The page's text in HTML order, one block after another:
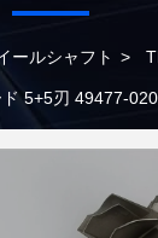
ールシャフト >
5+5刃 49477-